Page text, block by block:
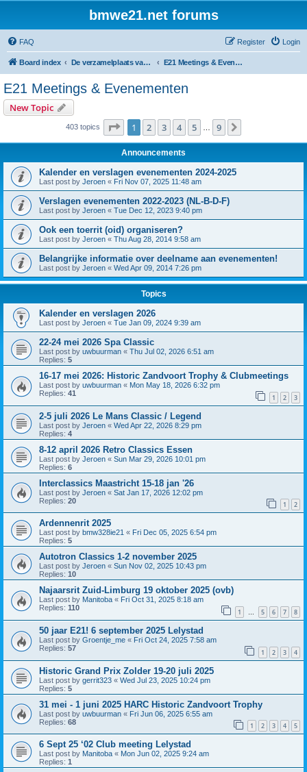
bmwe21.net forums
FAQ Login
Register
Board index De verzamelplaats van E21 fanaten der lage landen - Dutch forum E21 Meetings & Evenementen
E21 Meetings & Evenementen
New Topic
403 topics Page 1of 9
1 2 3 4 5 9
Announcements
Kalender en verslagen evenementen 2024-2025
Last post by Jeroen « Fri Nov 07, 2025 11:48 am
Verslagen evenementen 2022-2023 (NL-B-D-F)
Last post by Jeroen « Tue Dec 12, 2023 9:40 pm
Ook een toerrit (oid) organiseren?
Last post by Jeroen « Thu Aug 28, 2014 9:58 am
Belangrijke informatie over deelname aan evenementen!
Last post by Jeroen « Wed Apr 09, 2014 7:26 pm
Topics
Kalender en verslagen 2026
Last post by Jeroen « Tue Jan 09, 2024 9:39 am
22-24 mei 2026 Spa Classic
Last post by uwbuurman « Thu Jul 02, 2026 6:51 am
Replies: 5
16-17 mei 2026: Historic Zandvoort Trophy & Clubmeetings
Last post by uwbuurman « Mon May 18, 2026 6:32 pm
Replies: 41 1 2 3
2-5 juli 2026 Le Mans Classic / Legend
Last post by Jeroen « Wed Apr 22, 2026 8:29 pm
Replies: 4
8-12 april 2026 Retro Classics Essen
Last post by Jeroen « Sun Mar 29, 2026 10:01 pm
Replies: 6
Interclassics Maastricht 15-18 jan '26
Last post by Jeroen « Sat Jan 17, 2026 12:02 pm
Replies: 20 1 2
Ardennenrit 2025
Last post by bmw328ie21 « Fri Dec 05, 2025 6:54 pm
Replies: 5
Autotron Classics 1-2 november 2025
Last post by Jeroen « Sun Nov 02, 2025 10:43 pm
Replies: 10
Najaarsrit Zuid-Limburg 19 oktober 2025 (ovb)
Last post by Manitoba « Fri Oct 31, 2025 8:18 am
Replies: 110 1 … 5 6 7 8
50 jaar E21! 6 september 2025 Lelystad
Last post by Groentje_me « Fri Oct 24, 2025 7:58 am
Replies: 57 1 2 3 4
Historic Grand Prix Zolder 19-20 juli 2025
Last post by gerrit323 « Wed Jul 23, 2025 10:24 pm
Replies: 5
31 mei - 1 juni 2025 HARC Historic Zandvoort Trophy
Last post by uwbuurman « Fri Jun 06, 2025 6:55 am
Replies: 68 1 2 3 4 5
6 Sept 25 ‘02 Club meeting Lelystad
Last post by Manitoba « Mon Jun 02, 2025 9:24 am
Replies: 1